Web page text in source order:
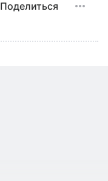
Поделиться